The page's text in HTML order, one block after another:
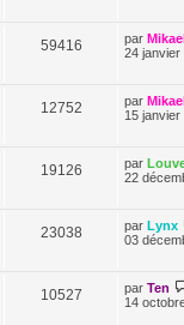
59416 par
24 janvier
12752 par
15 janvier
19126 par
22
23038 par Lynx
03
10527 par Ten
14